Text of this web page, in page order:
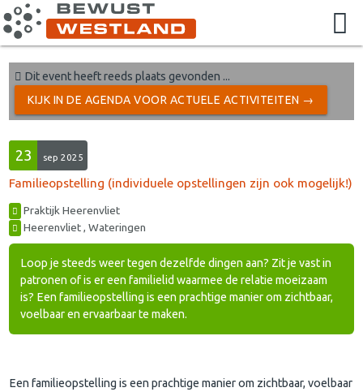
Dit event heeft reeds plaats gevonden ...
KIJK IN DE AGENDA VOOR ACTUELE ACTIVITEITEN →
23 sep 2025
Familieopstelling (individuele opstellingen zijn ook mogelijk!)
Praktijk Heerenvliet
Heerenvliet , Wateringen
Loop je steeds weer tegen dezelfde dingen aan? Zit je vast in
patronen of is er een familielid waarmee de relatie moeizaam
is? Een familieopstelling is een prachtige manier om zichtbaar,
voelbaar en ervaarbaar te maken.
Een familieopstelling is een prachtige manier om zichtbaar, voelbaar